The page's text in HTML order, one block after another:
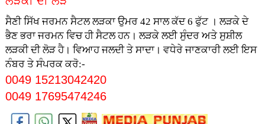
ਸੈਣੀ ਸਿੱਖ ਜਰਮਨ ਸੈਟਲ ਲੜਕਾ ਉਮਰ 42 ਸਾਲ ਕੱਦ 6 ਫੁੱਟ । ਲੜਕੇ ਦੇ
ਭੈਣ ਭਰਾ ਜਰਮਨ ਵਿਚ ਹੀ ਸੈਟਲ ਹਨ। ਲੜਕੇ ਲਈ ਸੁੰਦਰ ਅਤੇ ਸੁਸ਼ੀਲ
ਲੜਕੀ ਦੀ ਲੋੜ ਹੈ। ਵਿਆਹ ਜਲਦੀ ਤੇ ਸਾਦਾ। ਵਧੇਰੇ ਜਾਣਕਾਰੀ ਲਈ ਇਸ
ਨੰਬਰ ਤੇ ਸੰਪਰਕ ਕਰੋ:-
0049 15213042420
0049 17695474246